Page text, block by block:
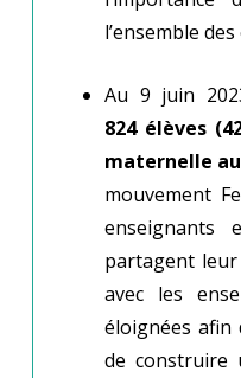
l’ensemble des
Au 9 juin
824 élèves
maternelle
mouvement
enseignants
partagent
avec les
éloignées afin
de construire